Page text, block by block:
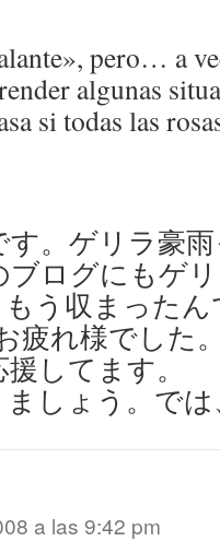
pero… a
algunas
si todas las
す。ゲリラ豪
ブログにもゲ
もう収まった
疲れ様でした
してます。
しょう。で
a las 9:42 pm